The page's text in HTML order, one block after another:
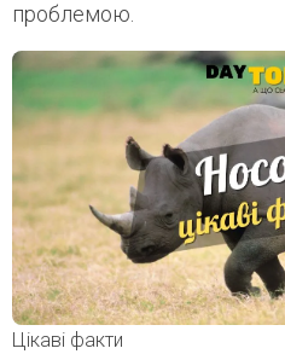
проблемою.
Цікаві факти